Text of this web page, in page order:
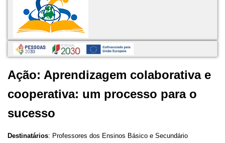
Ação: Aprendizagem colaborativa e
cooperativa: um processo para o
sucesso
Destinatários: Professores dos Ensinos Básico e Secundário